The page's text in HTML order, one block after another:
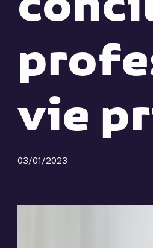
vie
03/01/2023